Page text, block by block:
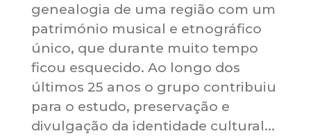
genealogia de uma região com um
património musical e etnográfico
único, que durante muito tempo
ficou esquecido. Ao longo dos
últimos 25 anos o grupo contribuiu
para o estudo, preservação e
divulgação da identidade cultural...